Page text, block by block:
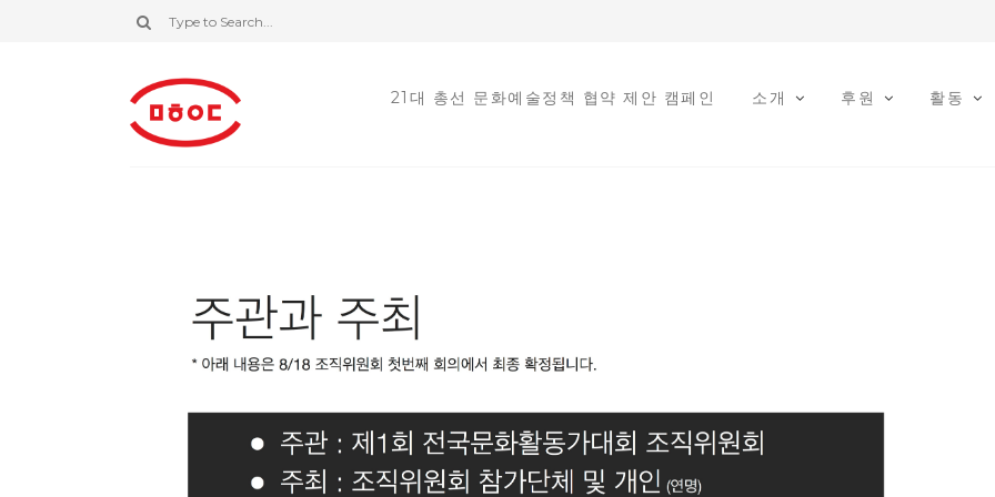
21대 총선 문화예술정책 협약 제안 캠페인 소개 후원 활동